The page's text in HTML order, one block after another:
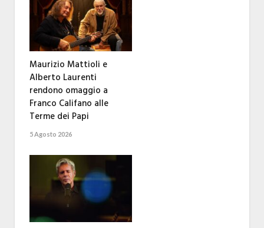
Maurizio Mattioli e
Alberto Laurenti
rendono omaggio a
Franco Califano alle
Terme dei Papi
5 Agosto 2026